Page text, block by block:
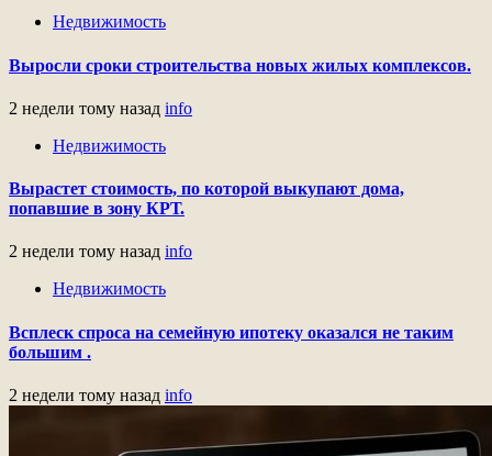
Недвижимость
Выросли сроки строительства новых жилых комплексов.
2 недели тому назад info
Недвижимость
Вырастет стоимость, по которой выкупают дома,
попавшие в зону КРТ.
2 недели тому назад info
Недвижимость
Всплеск спроса на семейную ипотеку оказался не таким
большим .
2 недели тому назад info